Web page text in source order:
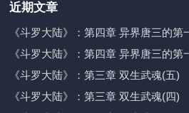
近期文章
《斗罗大陆》：第四章 异界唐三的第
《斗罗大陆》：第四章 异界唐三的第
《斗罗大陆》：第三章 双生武魂(五)
《斗罗大陆》：第三章 双生武魂(四)